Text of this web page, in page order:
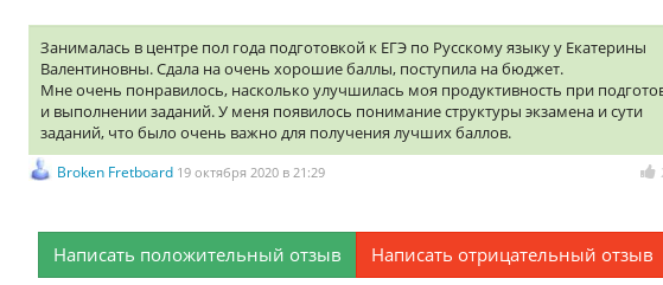
Занималась в центре пол года подготовкой к ЕГЭ по Русскому языку у Екатерины
Валентиновны. Сдала на очень хорошие баллы, поступила на бюджет.
Мне очень понравилось, насколько улучшилась моя продуктивность при
и выполнении заданий. У меня появилось понимание структуры экзамена и сути
заданий, что было очень важно для получения лучших баллов.
Broken Fretboard 19 октября 2020 в 21:29
Написать положительный отзыв Написать отрицательный отзыв